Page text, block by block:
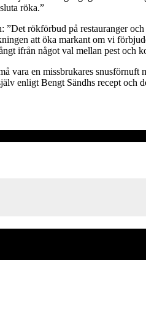
röka.”
rökförbud på restauranger
att öka markant om vi
ifrån något val mellan pest och
vara en missbrukares snusförnuft
enligt Bengt Sändhs recept och